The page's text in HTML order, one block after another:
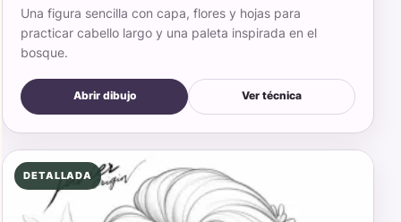
Una figura sencilla con capa, flores y hojas para
practicar cabello largo y una paleta inspirada en el
bosque.
Abrir dibujo Ver técnica
DETALLADA